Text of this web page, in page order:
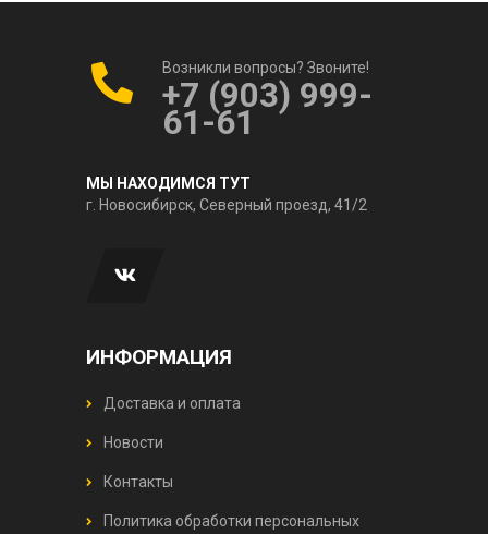
Возникли вопросы? Звоните!
+7 (903) 999-
61-61
МЫ НАХОДИМСЯ ТУТ
г. Новосибирск, Северный проезд, 41/2
ИНФОРМАЦИЯ
Доставка и оплата
Новости
Контакты
Политика обработки персональных